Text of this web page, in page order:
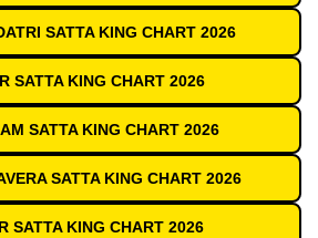
SATTA KING CHART 2026
SATTA KING CHART 2026
SATTA KING CHART 2026
SATTA KING CHART 2026
SATTA KING CHART 2026